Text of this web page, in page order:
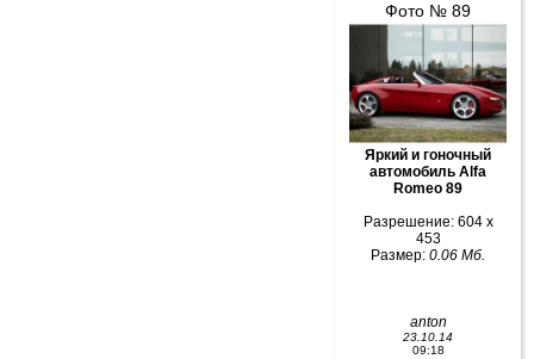
Фото № 89
Яркий и гоночный
автомобиль Alfa
Romeo 89
Разрешение: 604 x
453
Размер: 0.06 Мб.
anton
23.10.14
09:18